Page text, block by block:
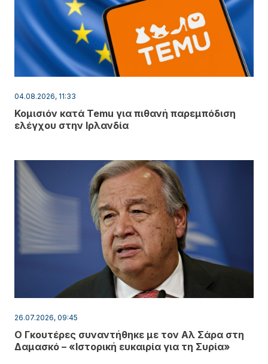
04.08.2026, 11:33
Κομισιόν κατά Temu για πιθανή παρεμπόδιση
ελέγχου στην Ιρλανδία
26.07.2026, 09:45
Ο Γκουτέρες συναντήθηκε με τον Αλ Σάρα στη
Δαμασκό – «Ιστορική ευκαιρία για τη Συρία»